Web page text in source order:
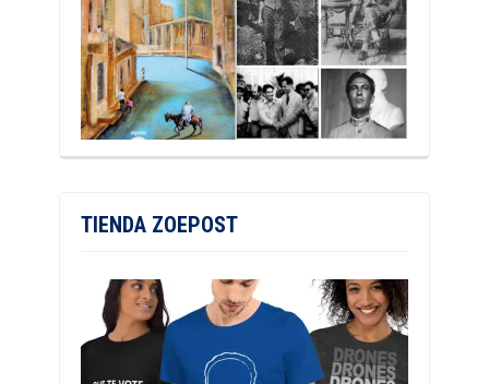
TIENDA ZOEPOST